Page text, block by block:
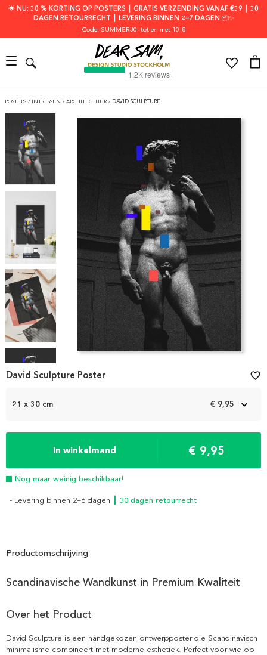
🌟 NU: 30 % KORTING OP POSTERS ┃ GRATIS VERZENDING VANAF €39 ┃ 30
DAGEN RETOURRECHT ┃ LEVERING BINNEN 2–7 DAGEN 📦✨
Code: SUMMER30, tot en met 10-8
POSTERS / INTRESSEN / ARCHITECTUUR / DAVID SCULPTURE
Item
1
21 x 30 cm € 9,95
In winkelmand € 9,95
Nog maar weinig beschikbaar!
- Levering binnen 2–6 dagen ┃ 30 dagen retourrecht
David Sculpture Poster favorite_border
Productomschrijving
Scandinavische Wandkunst in Premium Kwaliteit
Over het Product
David Sculpture is een handgekozen ontwerpposter die Scandinavisch
minimalisme combineert met moderne esthetiek. Perfect voor wie op